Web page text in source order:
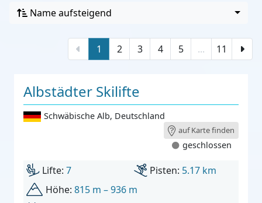
Name aufsteigend
1 2 3 4 5 ... 11
Albstädter Skilifte
Schwäbische Alb, Deutschland
auf Karte finden
geschlossen
Lifte: 7 Pisten: 5.17 km
Höhe: 815 m – 936 m